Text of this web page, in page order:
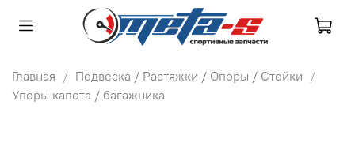
Главная
Подвеска / Растяжки / Опоры / Стойки
Упоры капота / багажника